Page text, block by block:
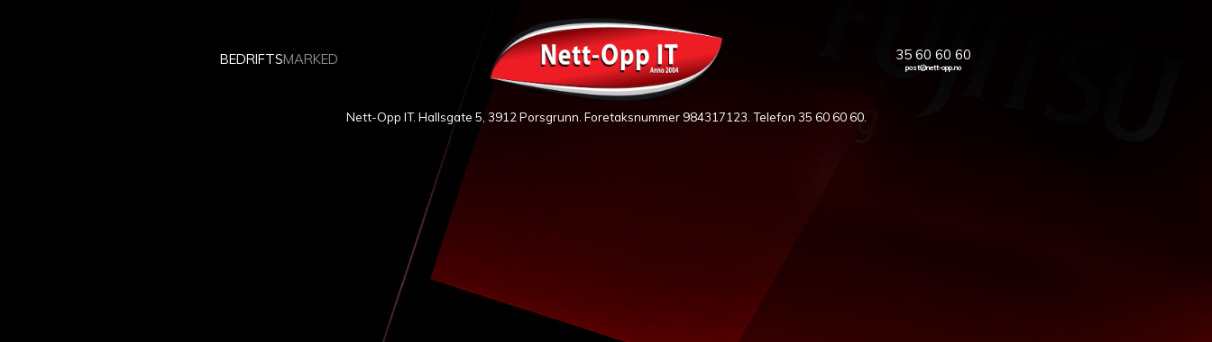
BEDRIFTSMARKED 35 60 60 60
post@nett-opp.no
Nett-Opp IT. Hallsgate 5, 3912 Porsgrunn. Foretaksnummer 984317123. Telefon 35 60 60 60.